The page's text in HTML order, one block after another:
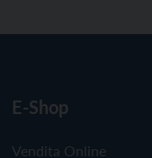
E-Shop
Vendita Online